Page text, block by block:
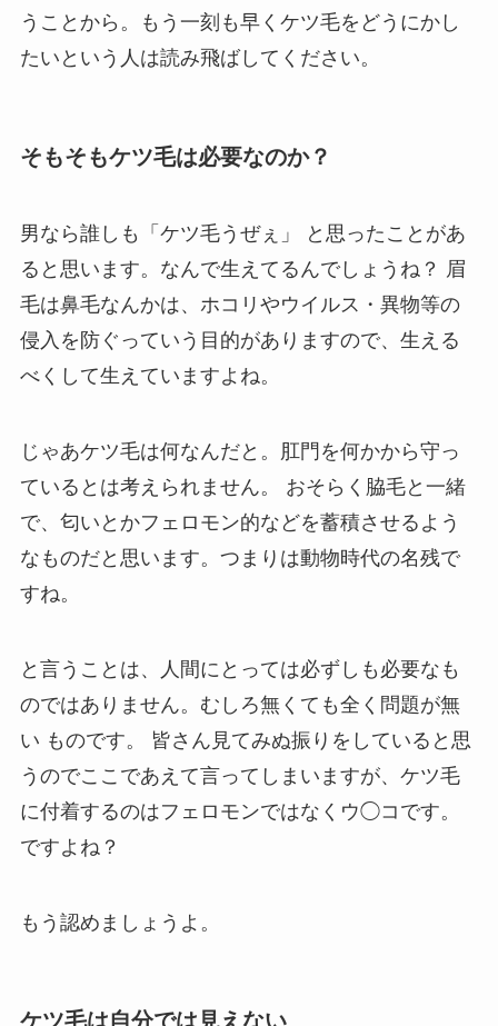
う ことから。もう一刻も早くケツ毛をどうにかし
たいという人は読み飛ばしてください。
そもそもケツ毛は必要なのか？
男なら誰しも 「ケツ毛うぜぇ」
と思ったことがあ
ると思います。なんで生えてるんでしょうね？ 眉
毛は鼻毛なんかは、ホコリやウイルス・異物等の
侵入を防ぐっていう目的がありますので、生える
べくして生えていますよね。
じゃあケツ毛は何なんだと。肛門を何かから守っ
ているとは考えられません。 おそらく脇毛と一緒
で、匂いとかフェロモン的などを蓄積させるよう
なものだと思います。つまりは動物時代の名残で
すね。
と言うことは、人間にとっては必ずしも必要なも
のではありません。むしろ無くても全く問題が無
い ものです。 皆さん見てみぬ振りをしていると思
うのでここであえて言ってしまいますが、 ケツ毛
に付着するのはフェロモンではなくウ◯コです。
ですよね？
もう認めましょうよ。
ケツ毛は自分では見えない